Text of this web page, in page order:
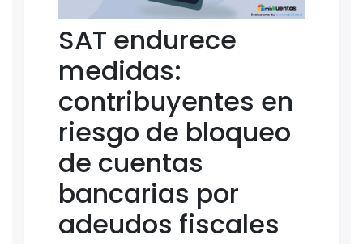
SAT endurece
medidas:
contribuyentes en
riesgo de bloqueo
de cuentas
bancarias por
adeudos fiscales